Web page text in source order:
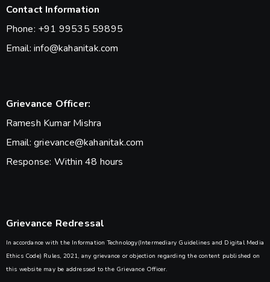
Contact Information
Phone: +91 99535 59895
Email: info@kahanitak.com
Grievance Officer:
Ramesh Kumar Mishra
Email: grievance@kahanitak.com
Response: Within 48 hours
Grievance Redressal
In accordance with the Information Technology(Intermediary Guidelines and Digital Media
Ethics Code) Rules, 2021, any grievance or objection regarding the content published on
this website may be addressed to the Grievance Officer.